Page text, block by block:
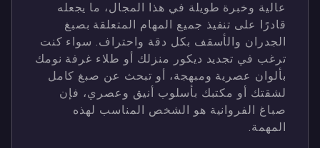
عالية وخبرة طويلة في هذا المجال، ما يجعله
قادرًا على تنفيذ جميع المهام المتعلقة بصبغ
الجدران والأسقف بكل دقة واحتراف. سواء كنت
ترغب في تجديد ديكور منزلك أو طلاء غرفة نومك
بألوان عصرية ومبهجة، أو تبحث عن صبغ كامل
لشقتك أو مكتبك بأسلوب أنيق وعصري، فإن
صباغ الفروانية هو الشخص المناسب لهذه
المهمة.